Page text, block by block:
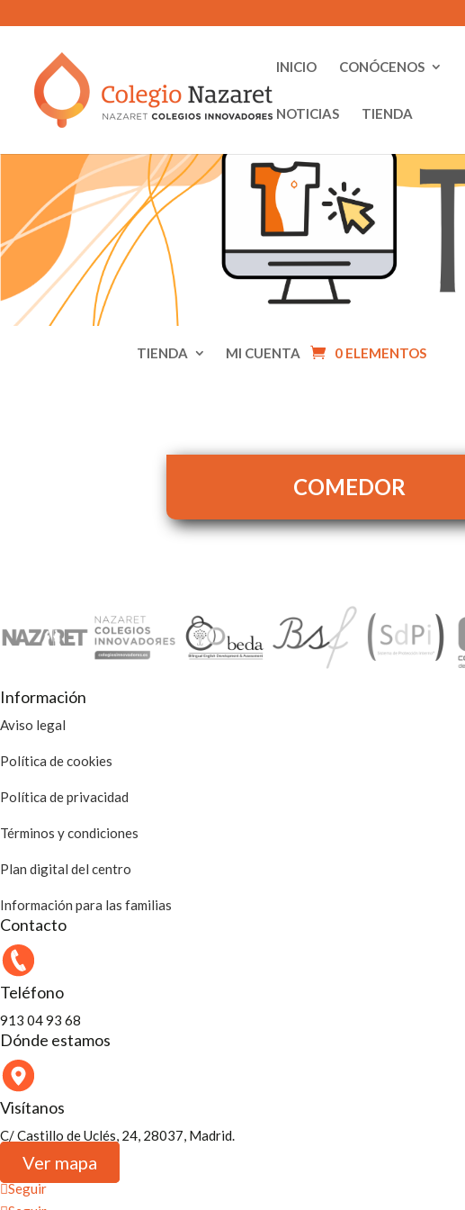
INICIO CONÓCENOS
NOTICIAS TIENDA
TIENDA MI CUENTA 0 ELEMENTOS
COMEDOR
Información
Aviso legal
Política de cookies
Política de privacidad
Términos y condiciones
Plan digital del centro
Información para las familias
Contacto
Teléfono
913 04 93 68
Dónde estamos
Visítanos
C/ Castillo de Uclés, 24, 28037, Madrid.
Ver mapa
Seguir